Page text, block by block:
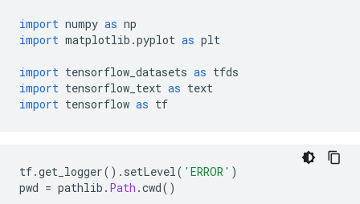
import numpy as np
import matplotlib .pyplot as plt
import tensorflow_datasets as tfds
import tensorflow_text as text
import tensorflow as tf
tf.get_logger(). setLevel( 'ERROR' )
pwd = pathlib . Path .cwd()